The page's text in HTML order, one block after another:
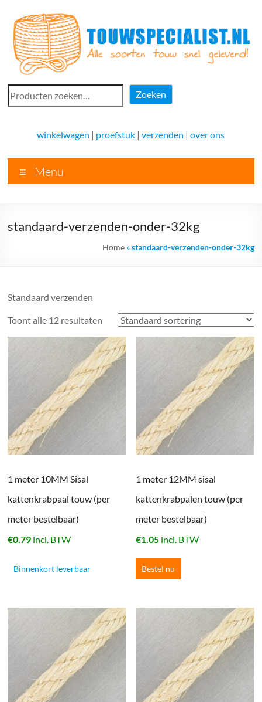
naar
inhoud
Touwspecialist.nl
voor
vele
soorten
goed
Zoeken
Zoeken
winkelwagen | proefstuk |verzenden |over ons
Menu
standaard-verzenden-onder-32kg
Home»standaard-verzenden-onder-32kg
Standaard verzenden
Toont alle 12 resultaten
1 meter 10MM Sisal
kattenkrabpaal touw (per
meter bestelbaar)
€0.79 incl. BTW
Binnenkort leverbaar
1 meter 12MM sisal
kattenkrabpalen touw (per
meter bestelbaar)
€1.05 incl. BTW
Bestel nu